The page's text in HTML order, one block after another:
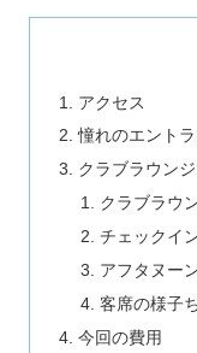
アクセス
憧れのエント
クラブラウン
クラブラウ
チェックイ
アフタヌー
客席の様子
今回の費用